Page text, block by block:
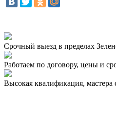
Срочный выезд в пределах
Работаем по договору, цены и
Высокая квалификация, мастера